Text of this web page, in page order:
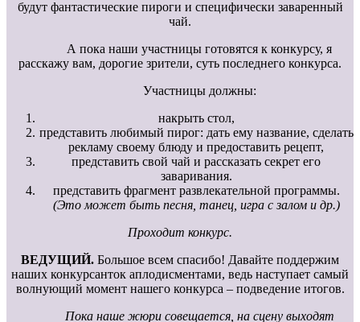
будут фантастические пироги и специфически заваренный
чай.
А пока наши участницы готовятся к конкурсу, я
расскажу вам, дорогие зрители, суть последнего конкурса.
Участницы должны:
накрыть стол,
представить любимый пирог: дать ему название, сделать
рекламу своему блюду и предоставить рецепт,
представить свой чай и рассказать секрет его
заваривания.
представить фрагмент развлекательной программы.
(Это может быть песня, танец, игра с залом и др.)
Проходит конкурс.
ВЕДУЩИЙ. Большое всем спасибо! Давайте поддержим
наших конкурсанток аплодисментами, ведь наступает самый
волнующий момент нашего конкурса – подведение итогов.
Пока наше жюри совещается, на сцену выходят